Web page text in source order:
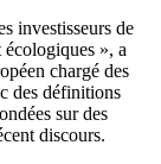
investisseurs de
», a
chargé des
des définitions
sur des
discours.